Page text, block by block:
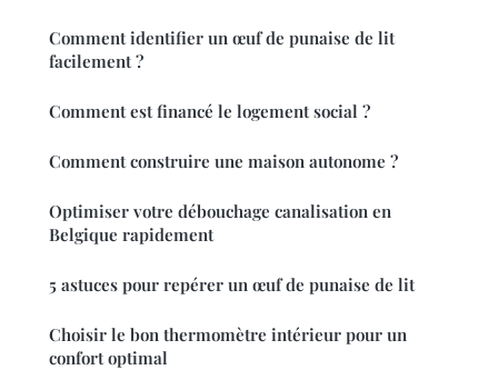
Comment identifier un œuf de punaise de lit
facilement ?
Comment est financé le logement social ?
Comment construire une maison autonome ?
Optimiser votre débouchage canalisation en
Belgique rapidement
5 astuces pour repérer un œuf de punaise de lit
Choisir le bon thermomètre intérieur pour un
confort optimal